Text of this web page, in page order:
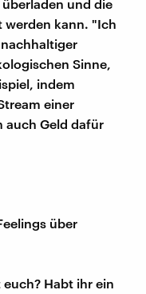
und die
werden kann. "Ich
Sinne,
indem
einer
auch Geld dafür
über
Habt ihr ein